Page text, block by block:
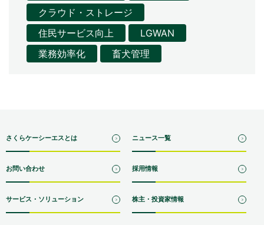
クラウド・ストレージ
住民サービス向上
LGWAN
業務効率化
畜犬管理
さくらケーシーエスとは ニュース一覧
お問い合わせ 採用情報
サービス・ソリューション 株主・投資家情報